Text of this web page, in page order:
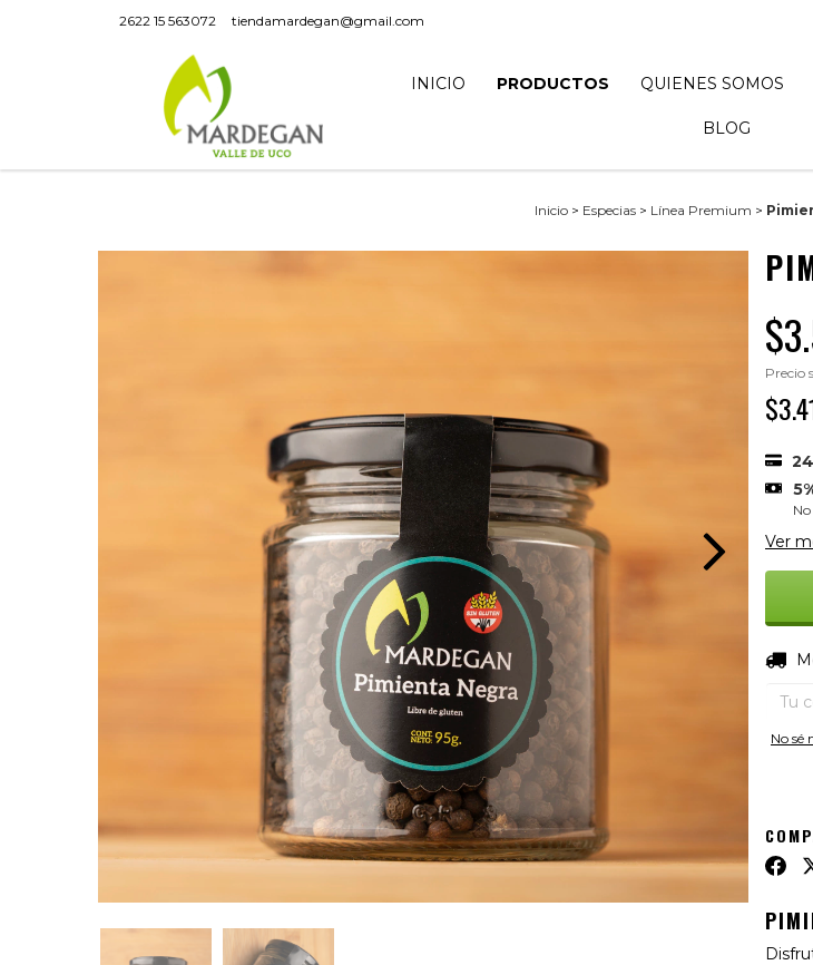
2622 15 563072 tiendamardegan@gmail.com
INICIO PRODUCTOS QUIENES SOMOS
BLOG
Inicio > Especias > Línea Premium >
Precio
24
Ver
No sé